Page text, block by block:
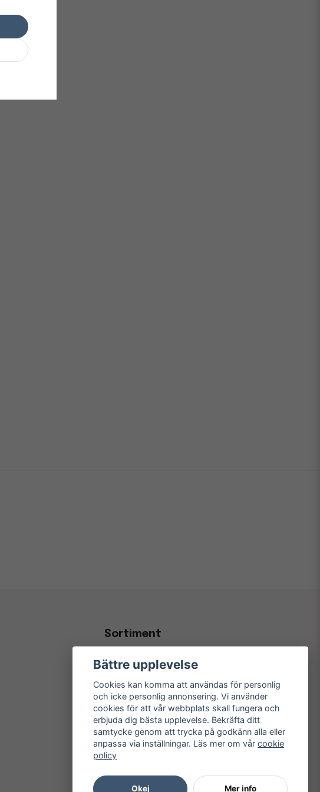
Sortiment
Hygien- & Städprodukter
Inredning & Konferens
Elektronik
Kampanjer
Bättre upplevelse
Cookies kan komma att användas för personlig
och icke personlig annonsering. Vi använder
cookies för att vår webbplats skall fungera och
erbjuda dig bästa upplevelse. Bekräfta ditt
samtycke genom att trycka på godkänn alla eller
anpassa via inställningar. Läs mer om vårcookie
policy
Okej Mer info